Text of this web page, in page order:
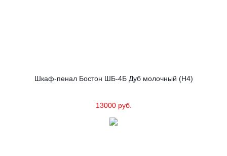
Шкаф-пенал Бостон ШБ-4Б Дуб молочный (Н4)
13000 руб.